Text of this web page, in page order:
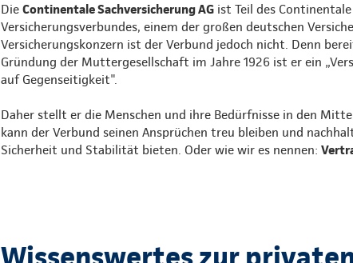
Die Continentale Sachversicherung AGist Teil des Continentale
Versicherungsverbundes, einem der großen deutschen
Versicherungskonzern ist der Verbund jedoch nicht. Denn
Gründung der Muttergesellschaft im Jahre 1926 ist er ein
auf Gegenseitigkeit".
Daher stellt er die Menschen und ihre Bedürfnisse in den
kann der Verbund seinen Ansprüchen treu bleiben und
Sicherheit und Stabilität bieten. Oder wie wir es nennen: